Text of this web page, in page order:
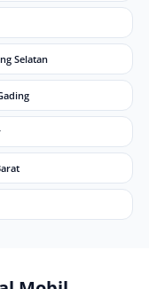
Selatan